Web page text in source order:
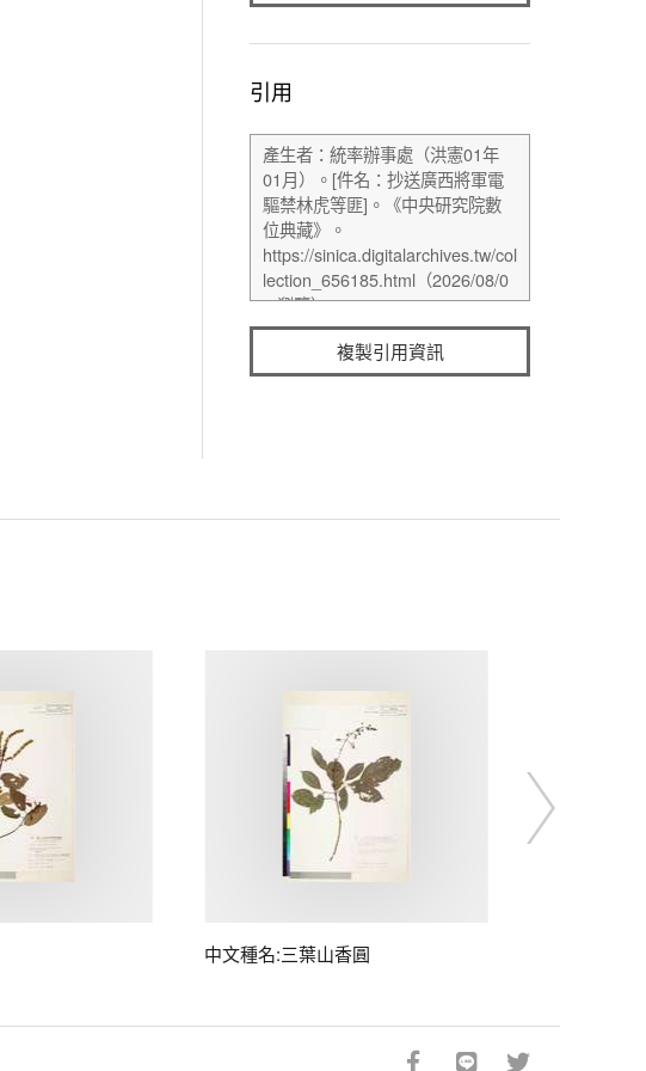
引用
複製引用資訊
中文種名:三葉山香圓